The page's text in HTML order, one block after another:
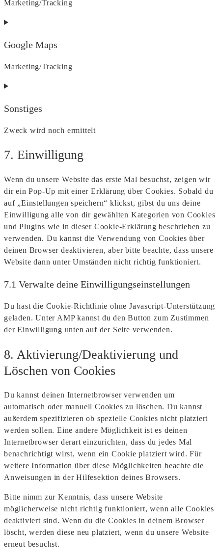
Marketing/Tracking
Consent
service
fonts
Google Maps
Marketing/Tracking
Consent
service
maps
Sonstiges
Zweck wird noch ermittelt
Consent
to
sonstiges
7. Einwilligung
Wenn du unsere Website das erste Mal besuchst, zeigen wir
dir ein Pop-Up mit einer Erklärung über Cookies. Sobald du
auf „Einstellungen speichern“ klickst, gibst du uns deine
Einwilligung alle von dir gewählten Kategorien von Cookies
und Plugins wie in dieser Cookie-Erklärung beschrieben zu
verwenden. Du kannst die Verwendung von Cookies über
deinen Browser deaktivieren, aber bitte beachte, dass unsere
Website dann unter Umständen nicht richtig funktioniert.
7.1 Verwalte deine Einwilligungseinstellungen
Du hast die Cookie-Richtlinie ohne Javascript-Unterstützung
geladen. Unter AMP kannst du den Button zum Zustimmen
der Einwilligung unten auf der Seite verwenden.
8. Aktivierung/Deaktivierung und
Löschen von Cookies
Du kannst deinen Internetbrowser verwenden um
automatisch oder manuell Cookies zu löschen. Du kannst
außerdem spezifizieren ob spezielle Cookies nicht platziert
werden sollen. Eine andere Möglichkeit ist es deinen
Internetbrowser derart einzurichten, dass du jedes Mal
benachrichtigt wirst, wenn ein Cookie platziert wird. Für
weitere Information über diese Möglichkeiten beachte die
Anweisungen in der Hilfesektion deines Browsers.
Bitte nimm zur Kenntnis, dass unsere Website
möglicherweise nicht richtig funktioniert, wenn alle Cookies
deaktiviert sind. Wenn du die Cookies in deinem Browser
löscht, werden diese neu platziert, wenn du unsere Website
erneut besuchst.